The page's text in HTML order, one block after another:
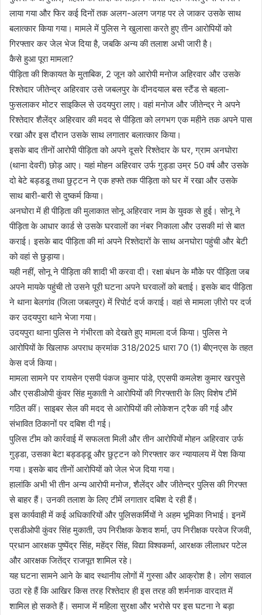
लाया गया और फिर कई दिनों तक अलग-अलग जगह पर ले जाकर उसके साथ
बलात्कार किया गया। मामले में पुलिस ने खुलासा करते हुए तीन आरोपियों को
गिरफ्तार कर जेल भेज दिया है, जबकि अन्य की तलाश अभी जारी है।
कैसे हुआ पूरा मामला?
पीड़िता की शिकायत के मुताबिक, 2 जून को आरोपी मनोज अहिरवार और उसके
रिश्तेदार जीतेन्द्र अहिरवार उसे जबलपुर के दीनदयाल बस स्टैंड से बहला-
फुसलाकर मोटर साइकिल से उदयपुरा लाए। वहां मनोज और जीतेन्द्र ने अपने
रिश्तेदार शैलेंद्र अहिरवार की मदद से पीड़िता को लगभग एक महीने तक अपने पास
रखा और इस दौरान उसके साथ लगातार बलात्कार किया।
इसके बाद तीनों आरोपी पीड़िता को अपने दूसरे रिश्तेदार के घर, ग्राम अनघोरा
(थाना देवरी) छोड़ आए। यहां मोहन अहिरवार उर्फ गुड्डा उम्र 50 वर्ष और उसके
दो बेटे बड्डडू तथा छुट्टन ने एक हफ्ते तक पीड़िता को घर में रखा और उसके
साथ बारी-बारी से दुष्कर्म किया।
अनघोरा में ही पीड़िता की मुलाकात सोनू अहिरवार नाम के युवक से हुई। सोनू ने
पीड़िता के आधार कार्ड से उसके घरवालों का नंबर निकाला और उसकी मां से बात
कराई। इसके बाद पीड़िता की मां अपने रिश्तेदारों के साथ अनघोरा पहुंची और बेटी
को वहां से छुड़ाया।
यही नहीं, सोनू ने पीड़िता की शादी भी करवा दी। रक्षा बंधन के मौके पर पीड़िता जब
अपने मायके पहुंची तो उसने पूरी घटना अपने घरवालों को बताई। इसके बाद पीड़िता
ने थाना बेलगांव (जिला जबलपुर) में रिपोर्ट दर्ज कराई। वहां से मामला ज़ीरो पर दर्ज
कर उदयपुरा थाने भेजा गया।
उदयपुरा थाना पुलिस ने गंभीरता को देखते हुए मामला दर्ज किया। पुलिस ने
आरोपियों के खिलाफ अपराध क्रमांक 318/2025 धारा 70 (1) बीएनएस के तहत
केस दर्ज किया।
मामला सामने पर रायसेन एसपी पंकज कुमार पांडे, एएसपी कमलेश कुमार खरपुसे
और एसडीओपी कुंवर सिंह मुकाती ने आरोपियों की गिरफ्तारी के लिए विशेष टीमें
गठित कीं। साइबर सेल की मदद से आरोपियों की लोकेशन ट्रैक की गई और
संभावित ठिकानों पर दबिश दी गई।
पुलिस टीम को कार्रवाई में सफलता मिली और तीन आरोपियों मोहन अहिरवार उर्फ
गुड्डा, उसका बेटा बड्डड्डू और छुट्टन को गिरफ्तार कर न्यायालय में पेश किया
गया। इसके बाद तीनों आरोपियों को जेल भेज दिया गया।
हालांकि अभी भी तीन अन्य आरोपी मनोज, शैलेंद्र और जीतेन्द्र पुलिस की गिरफ्त
से बाहर हैं। उनकी तलाश के लिए टीमें लगातार दबिश दे रही हैं।
इस कार्यवाही में कई अधिकारियों और पुलिसकर्मियों ने अहम भूमिका निभाई। इनमें
एसडीओपी कुंवर सिंह मुकाती, उप निरीक्षक केशव शर्मा, उप निरीक्षक परवेज रिजवी,
प्रधान आरक्षक पुष्पेंद्र सिंह, महेंद्र सिंह, विद्या विश्वकर्मा, आरक्षक लीलाधर पटेल
और आरक्षक जितेंद्र राजपूत शामिल रहे।
यह घटना सामने आने के बाद स्थानीय लोगों में गुस्सा और आक्रोश है। लोग सवाल
उठा रहे हैं कि आखिर किस तरह रिश्तेदार ही इस तरह की शर्मनाक वारदात में
शामिल हो सकते हैं। समाज में महिला सुरक्षा और भरोसे पर इस घटना ने बड़ा